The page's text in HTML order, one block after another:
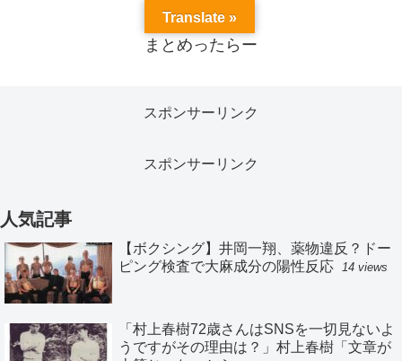
まとめったらー
スポンサーリンク
スポンサーリンク
人気記事
【ボクシング】井岡一翔、薬物違反？ドー
ピング検査で大麻成分の陽性反応
14 views
「村上春樹72歳さんはSNSを一切見ないよ
うですがその理由は？」村上春樹「文章が
Translate »